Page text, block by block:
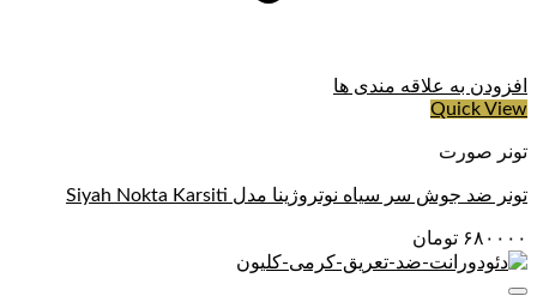
افزودن به علاقه مندی ها
Quick View
تونر صورت
تونر ضد جوش سر سیاه نوتروژینا مدل Siyah Nokta Karsiti
۶۸۰۰۰۰ تومان